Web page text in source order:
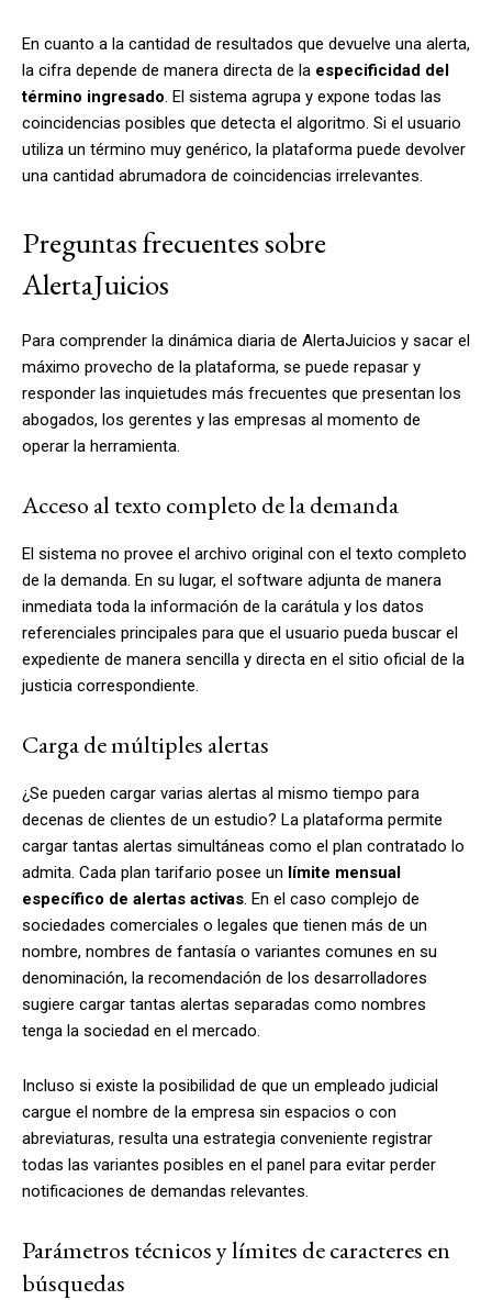
En cuanto a la cantidad de resultados que devuelve una alerta,
la cifra depende de manera directa de la especificidad del
término ingresado. El sistema agrupa y expone todas las
coincidencias posibles que detecta el algoritmo. Si el usuario
utiliza un término muy genérico, la plataforma puede devolver
una cantidad abrumadora de coincidencias irrelevantes.
Preguntas frecuentes sobre
AlertaJuicios
Para comprender la dinámica diaria de AlertaJuicios y sacar el
máximo provecho de la plataforma, se puede repasar y
responder las inquietudes más frecuentes que presentan los
abogados, los gerentes y las empresas al momento de
operar la herramienta.
Acceso al texto completo de la demanda
El sistema no provee el archivo original con el texto completo
de la demanda. En su lugar, el software adjunta de manera
inmediata toda la información de la carátula y los datos
referenciales principales para que el usuario pueda buscar el
expediente de manera sencilla y directa en el sitio oficial de la
justicia correspondiente.
Carga de múltiples alertas
¿Se pueden cargar varias alertas al mismo tiempo para
decenas de clientes de un estudio? La plataforma permite
cargar tantas alertas simultáneas como el plan contratado lo
admita. Cada plan tarifario posee un límite mensual
específico de alertas activas. En el caso complejo de
sociedades comerciales o legales que tienen más de un
nombre, nombres de fantasía o variantes comunes en su
denominación, la recomendación de los desarrolladores
sugiere cargar tantas alertas separadas como nombres
tenga la sociedad en el mercado.
Incluso si existe la posibilidad de que un empleado judicial
cargue el nombre de la empresa sin espacios o con
abreviaturas, resulta una estrategia conveniente registrar
todas las variantes posibles en el panel para evitar perder
notificaciones de demandas relevantes.
Parámetros técnicos y límites de caracteres en
búsquedas